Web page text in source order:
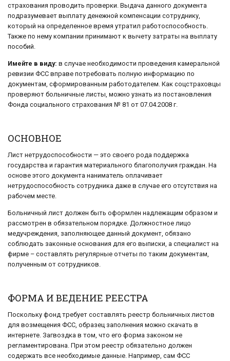
страхования проводить проверки. Выдача данного документа
подразумевает выплату денежной компенсации сотруднику,
который на определенное время утратил работоспособность.
Также по нему компании принимают к вычету затраты на выплату
пособий.
Имейте в виду: в случае необходимости проведения камеральной
ревизии ФСС вправе потребовать полную информацию по
документам, сформированным работодателем. Как соцстраховцы
проверяют больничные листы, можно узнать из постановления
Фонда социального страхования № 81 от 07.04.2008 г.
ОСНОВНОЕ
Лист нетрудоспособности — это своего рода поддержка
государства и гарантия материального благополучия граждан. На
основе этого документа наниматель оплачивает
нетрудоспособность сотрудника даже в случае его отсутствия на
рабочем месте.
Больничный лист должен быть оформлен надлежащим образом и
рассмотрен в обязательном порядке. Должностное лицо
медучреждения, заполняющее данный документ, обязано
соблюдать законные основания для его выписки, а специалист на
фирме – составлять регулярные отчеты по таким документам,
полученным от сотрудников.
ФОРМА И ВЕДЕНИЕ РЕЕСТРА
Поскольку фонд требует составлять реестр больничных листов
для возмещения ФСС, образец заполнения можно скачать в
интернете. Загвоздка в том, что его форма законом не
регламентирована. При этом реестр обязательно должен
содержать все необходимые данные. Например, сам ФСС